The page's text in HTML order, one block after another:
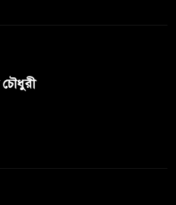
হুমকি-ধামকির দায় এড়াতে পারে না
: লেবার পার্টির চেয়ারম্যান